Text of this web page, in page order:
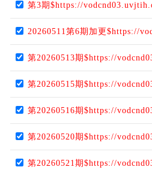
第3期$https://
20260511第6期加更$https://
第20260513期$https://
第20260515期$https://
第20260516期$https://
第20260520期$https://
第20260521期$https://